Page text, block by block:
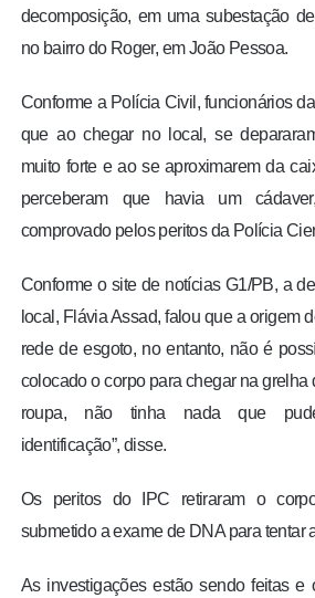
FOTOS
decomposição, em uma subestação
no bairro do Roger, em João Pessoa.
Conforme a Polícia Civil, funcionários
que ao chegar no local, se
muito forte e ao se aproximarem da
perceberam que havia um
comprovado pelos peritos da Polícia
Conforme o site de notícias G1/PB, a
local, Flávia Assad, falou que a origem
rede de esgoto, no entanto, não é
colocado o corpo para chegar na grelha
roupa, não tinha nada que
identificação”, disse.
Os peritos do IPC retiraram o
submetido a exame de DNA para tentar
As investigações estão sendo feitas